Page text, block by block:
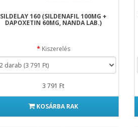
SILDELAY 160 (SILDENAFIL 100MG +
DAPOXETIN 60MG, NANDA LAB.)
Kiszerelés
3 791 Ft
KOSÁRBA RAK